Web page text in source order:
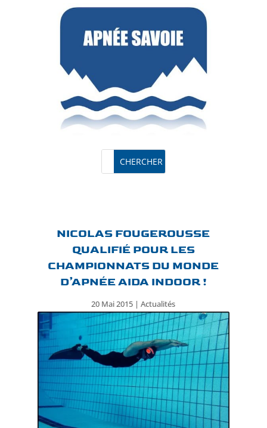
NICOLAS FOUGEROUSSE
QUALIFIÉ POUR LES
CHAMPIONNATS DU MONDE
D’APNÉE AIDA INDOOR !
20 Mai 2015 |Actualités